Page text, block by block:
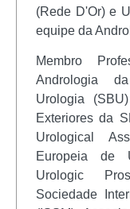
(Rede D'Or) e
equipe da
Membro
Andrologia
Urologia
Exteriores da
Urological
Europeia de
Urologic
Sociedade